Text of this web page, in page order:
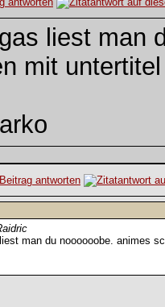
liest man
mit
man du noooooobe. animes